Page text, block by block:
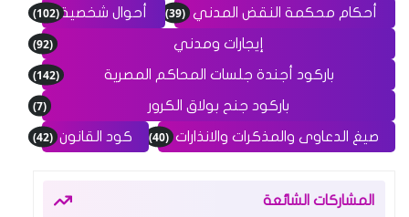
أحكام محكمة النقض المدني (39) أحوال شخصية(102)
إيجارات ومدني (92)
باركود أجندة جلسات المحاكم المصرية (142)
باركود جنح بولاق الكرور (7)
صيغ الدعاوى والمذكرات والانذارات (40) كود القانون (42)
المشاركات الشائعة